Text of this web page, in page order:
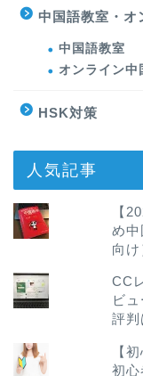
中国語教室・オ
中国語教室
オンライン中
HSK対策
人気記事
【
め
向け
CC
ビ
評判
【
初